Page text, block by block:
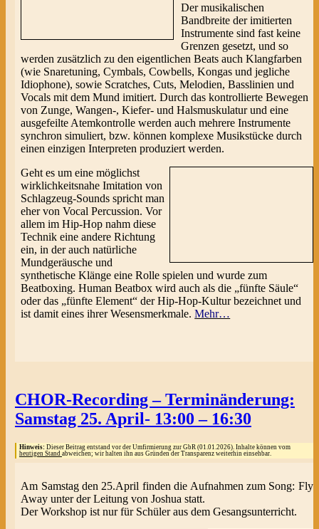
Der musikalischen
Bandbreite der imitierten
Instrumente sind fast keine
Grenzen gesetzt, und so
werden zusätzlich zu den eigentlichen Beats auch Klangfarben
(wie Snaretuning, Cymbals, Cowbells, Kongas und jegliche
Idiophone), sowie Scratches, Cuts, Melodien, Basslinien und
Vocals mit dem Mund imitiert. Durch das kontrollierte Bewegen
von Zunge, Wangen-, Kiefer- und Halsmuskulatur und eine
ausgefeilte Atemkontrolle werden auch mehrere Instrumente
synchron simuliert, bzw. können komplexe Musikstücke durch
einen einzigen Interpreten produziert werden.
Geht es um eine möglichst
wirklichkeitsnahe Imitation von
Schlagzeug-Sounds spricht man
eher von Vocal Percussion. Vor
allem im Hip-Hop nahm diese
Technik eine andere Richtung
ein, in der auch natürliche
Mundgeräusche und
synthetische Klänge eine Rolle spielen und wurde zum
Beatboxing. Human Beatbox wird auch als die „fünfte Säule“
oder das „fünfte Element“ der Hip-Hop-Kultur bezeichnet und
ist damit eines ihrer Wesensmerkmale.Mehr…
CHOR-Recording – Terminänderung:
Samstag 25. April- 13:00 – 16:30
Hinweis: Dieser Beitrag entstand vor der Umfirmierung zur GbR (01.01.2026). Inhalte können vom
heutigen Stand abweichen; wir halten ihn aus Gründen der Transparenz weiterhin einsehbar.
Am Samstag den 25.April finden die Aufnahmen zum Song: Fly
Away unter der Leitung von Joshua statt.
Der Workshop ist nur für Schüler aus dem Gesangsunterricht.